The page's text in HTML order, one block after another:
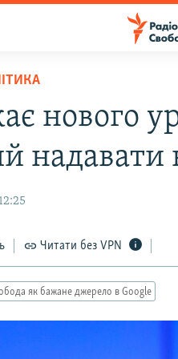
нового
Читати без VPN
як бажане джерело в Google